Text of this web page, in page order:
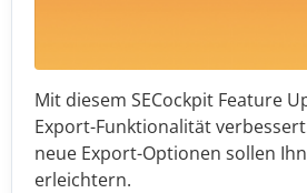
Mit diesem SECockpit Feature
Export-Funktionalität
neue Export-Optionen sollen
erleichtern.